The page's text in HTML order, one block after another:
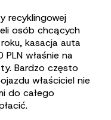
recyklingowej
osób chcących
kasacja auta
właśnie na
Bardzo często
właściciel nie
do całego